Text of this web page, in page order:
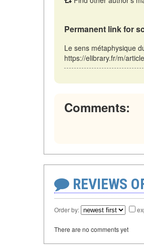
Permanent link for
Le sens métaphysique
https://elibrary.fr/m/
Comments:
REVIEWS
Order by:
There are no comments yet